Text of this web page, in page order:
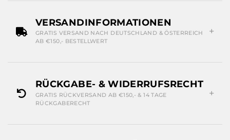
VERSANDINFORMATIONEN
GRATIS VERSAND NACH DEUTSCHLAND & ÖSTERREICH
AB €150,- BESTELLWERT
RÜCKGABE- & WIDERRUFSRECHT
GRATIS RÜCKVERSAND AB €150,- & 14 TAGE
RÜCKGABERECHT